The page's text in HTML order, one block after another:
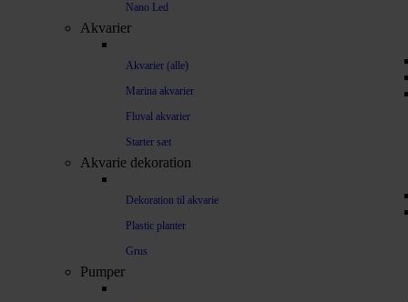
Nano Led
Akvarier
Akvarier (alle)
Marina akvarier
Fluval akvarier
Starter sæt
Akvarie dekoration
Dekoration til akvarie
Plastic planter
Grus
Pumper